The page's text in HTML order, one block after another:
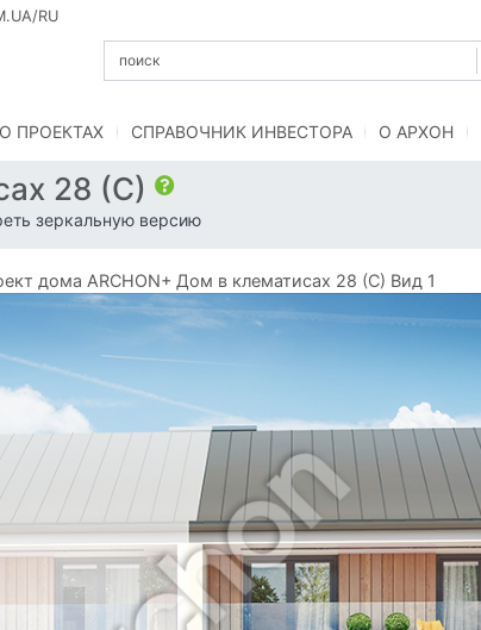
RU
ПРОЕКТАХ СПРАВОЧНИК ИНВЕСТОРА O АРХОН
28 (С)
зеркальную версию
дома ARCHON+ Дом в клематисах 28 (С) Вид 1